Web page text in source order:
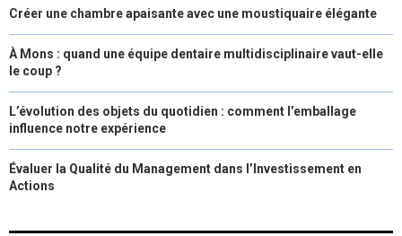
Créer une chambre apaisante avec une moustiquaire élégante
À Mons : quand une équipe dentaire multidisciplinaire vaut-elle
le coup ?
L’évolution des objets du quotidien : comment l’emballage
influence notre expérience
Évaluer la Qualité du Management dans l’Investissement en
Actions